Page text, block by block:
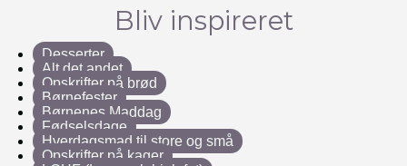
Bliv inspireret
Desserter
Alt det andet
Opskrifter på brød
Børnefester
Børnenes Maddag
Fødselsdage
Hverdagsmad til store og små
Opskrifter på kager